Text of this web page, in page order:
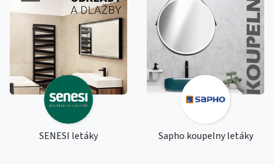
SENESI letáky Sapho koupelny letáky